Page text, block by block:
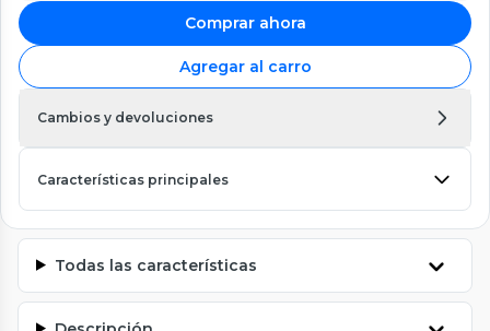
Comprar ahora
Agregar al carro
Cambios y devoluciones
Características principales
Todas las características